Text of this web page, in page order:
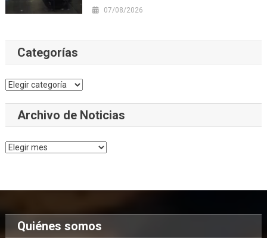
07/08/2026
Categorías
Categorías
Archivo de Noticias
Archivo
Quiénes somos